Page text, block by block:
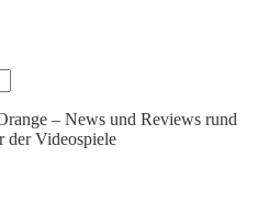
– News und Reviews rund
der Videospiele